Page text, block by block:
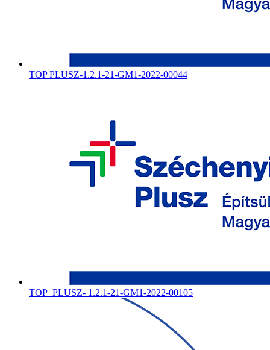
TOP PLUSZ-1.2.1-21-GM1-2022-00044
TOP_PLUSZ- 1.2.1-21-GM1-2022-00105